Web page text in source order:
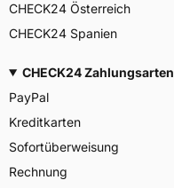
CHECK24 Österreich
CHECK24 Spanien
CHECK24 Zahlungsarten
PayPal
Kreditkarten
Sofortüberweisung
Rechnung